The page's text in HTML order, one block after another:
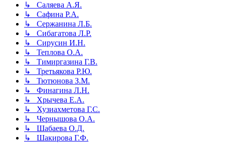
↳ Саляева А.Я.
↳ Сафина Р.А.
↳ Сержанина Л.Б.
↳ Сибагатова Л.Р.
↳ Сирусин И.Н.
↳ Теплова О.А.
↳ Тимиргазина Г.В.
↳ Третьякова Р.Ю.
↳ Тютюнова З.М.
↳ Финагина Л.Н.
↳ Хрычева Е.А.
↳ Хузиахметова Г.С.
↳ Чернышова О.А.
↳ Шабаева О.Д.
↳ Шакирова Г.Ф.